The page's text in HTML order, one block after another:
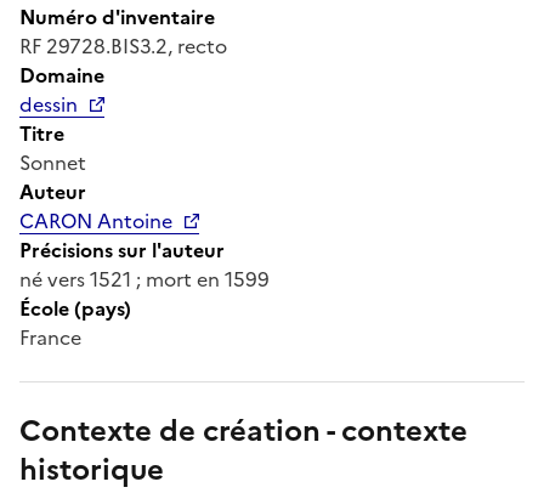
Numéro d'inventaire
RF 29728.BIS3.2, recto
Domaine
dessin
Titre
Sonnet
Auteur
CARON Antoine
Précisions sur l'auteur
né vers 1521 ; mort en 1599
École (pays)
France
Contexte de création - contexte
historique